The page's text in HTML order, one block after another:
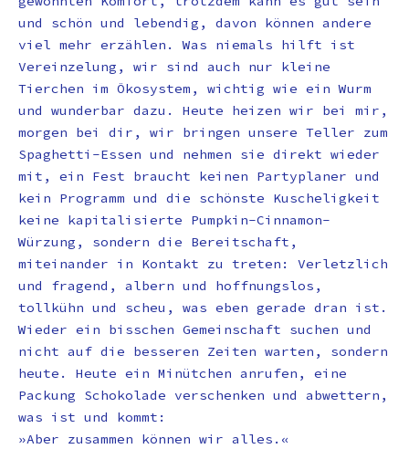
und schön und lebendig, davon können andere
viel mehr erzählen. Was niemals hilft ist
Vereinzelung, wir sind auch nur kleine
Tierchen im Ökosystem, wichtig wie ein Wurm
und wunderbar dazu. Heute heizen wir bei mir,
morgen bei dir, wir bringen unsere Teller zum
Spaghetti-Essen und nehmen sie direkt wieder
mit, ein Fest braucht keinen Partyplaner und
kein Programm und die schönste Kuscheligkeit
keine kapitalisierte Pumpkin-Cinnamon-
Würzung, sondern die Bereitschaft,
miteinander in Kontakt zu treten: Verletzlich
und fragend, albern und hoffnungslos,
tollkühn und scheu, was eben gerade dran ist.
Wieder ein bisschen Gemeinschaft suchen und
nicht auf die besseren Zeiten warten, sondern
heute. Heute ein Minütchen anrufen, eine
Packung Schokolade verschenken und abwettern,
was ist und kommt:
»Aber zusammen können wir alles.«